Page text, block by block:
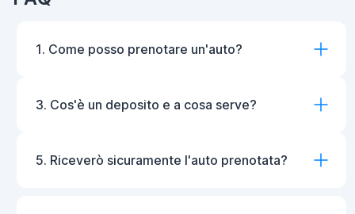
1. Come posso prenotare un'auto?
3. Cos'è un deposito e a cosa serve?
5. Riceverò sicuramente l'auto prenotata?